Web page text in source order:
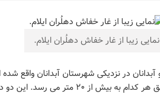
نمایی زیبا از غار خفاش دهلُران ایلام.